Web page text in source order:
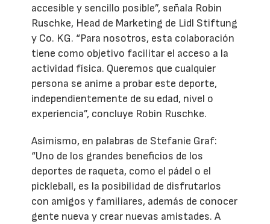
accesible y sencillo posible”, señala Robin
Ruschke, Head de Marketing de Lidl Stiftung
y Co. KG. “Para nosotros, esta colaboración
tiene como objetivo facilitar el acceso a la
actividad física. Queremos que cualquier
persona se anime a probar este deporte,
independientemente de su edad, nivel o
experiencia”, concluye Robin Ruschke.
Asimismo, en palabras de Stefanie Graf:
“Uno de los grandes beneficios de los
deportes de raqueta, como el pádel o el
pickleball, es la posibilidad de disfrutarlos
con amigos y familiares, además de conocer
gente nueva y crear nuevas amistades. A